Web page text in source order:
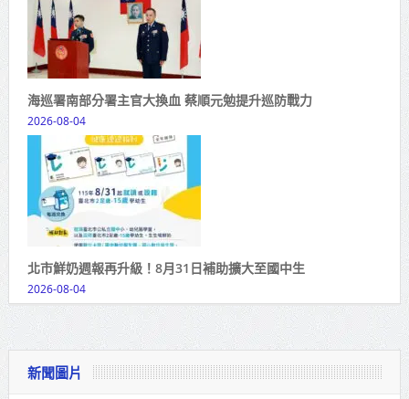
海巡署南部分署主官大換血 蔡順元勉提升巡防戰力
2026-08-04
北市鮮奶週報再升級！8月31日補助擴大至國中生
2026-08-04
新聞圖片